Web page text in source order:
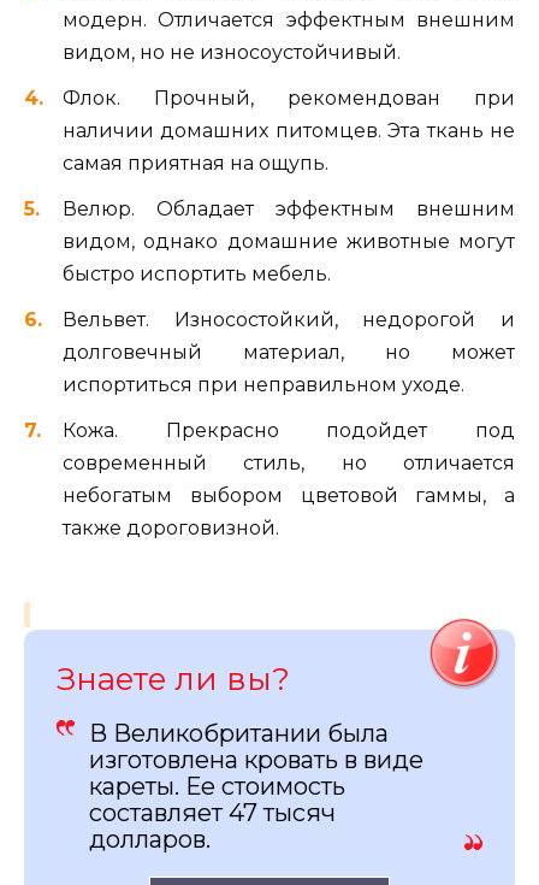
модерн. Отличается эффектным внешним
видом, но не износоустойчивый.
Флок. Прочный, рекомендован при
наличии домашних питомцев. Эта ткань не
самая приятная на ощупь.
Велюр. Обладает эффектным внешним
видом, однако домашние животные могут
быстро испортить мебель.
Вельвет. Износостойкий, недорогой и
долговечный материал, но может
испортиться при неправильном уходе.
Кожа. Прекрасно подойдет под
современный стиль, но отличается
небогатым выбором цветовой гаммы, а
также дороговизной.
Знаете ли вы?
В Великобритании была
изготовлена кровать в виде
кареты. Ее стоимость
составляет 47 тысяч
долларов.